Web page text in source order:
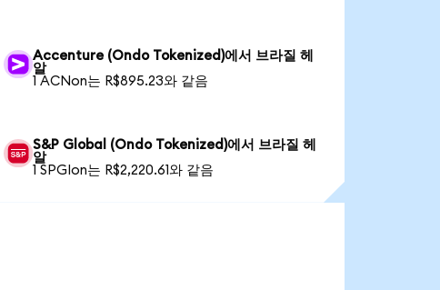
Accenture (Ondo Tokenized)에서 브라질 헤
알
1 ACNon는 R$895.23와 같음
S&P Global (Ondo Tokenized)에서 브라질 헤
알
1 SPGIon는 R$2,220.61와 같음